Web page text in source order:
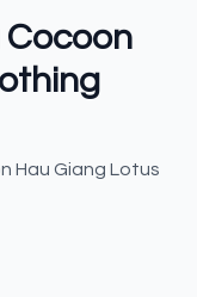
Cocoon
Hau Giang Lotus